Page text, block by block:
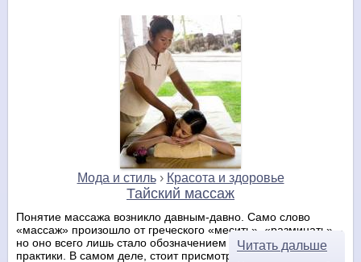
Мода и стиль› Красота и здоровье
Тайский массаж
Понятие массажа возникло давным-давно. Само слово
«массаж» произошло от греческого «месить», «разминать» –
но оно всего лишь стало обозначением давно существующей
практики. В самом деле, стоит присмотреться к братьям
Читать дальше